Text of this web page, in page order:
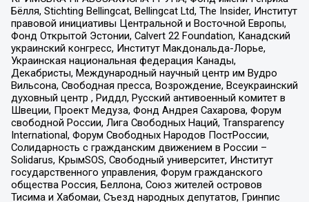
Бёлля, Stichting Bellingcat, Bellingcat Ltd, The Insider, Институт
правовой инициативы Центральной и Восточной Европы,
Фонд Открытой Эстонии, Calvert 22 Foundation, Канадский
украинский конгресс, Институт Макдональда-Лорье,
Украинская национальная федерация Канады,
Декабристы, Международный научный центр им Вудро
Вильсона, Свободная пресса, Возрождение, Всеукраинский
духовный центр , Риддл, Русский антивоенный комитет в
Швеции, Проект Медуза, Фонд Андрея Сахарова, Форум
свободной России, Лига Свободных Наций, Transparеncy
International, Форум Свободных Народов ПостРоссии,
Солидарность с гражданским движением в России –
Solidarus, КрымSOS, Свободный университет, Институт
государственного управления, Форум гражданского
общества Россия, Беллона, Союз жителей островов
Тисима и Хабомаи, Съезд народных депутатов, Гринпис